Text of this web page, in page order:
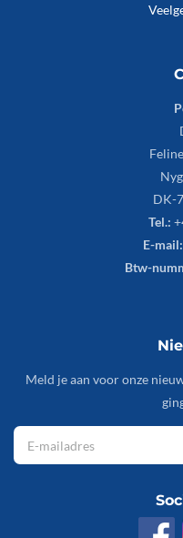
DK-
Tel.:
E-mail:
Btw-
Meld je aan voor onze